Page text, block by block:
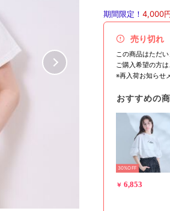
期間限定！ 4,000
売り切れ
この商品はただい
ご購入希望の方
※再入荷お知らせ
おすすめの
30%OFF
￥ 6,853